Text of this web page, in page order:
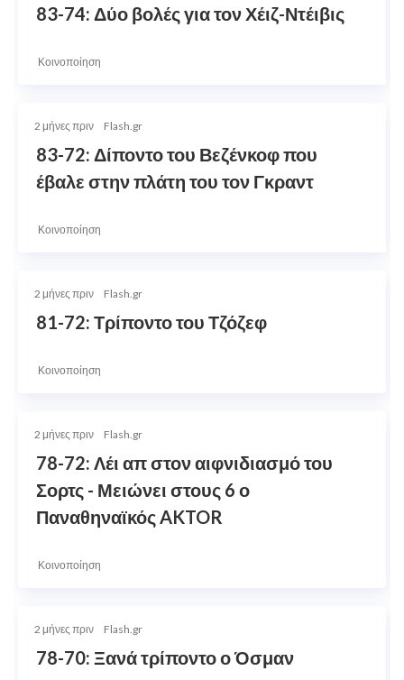
83-74: Δύο βολές για τον Χέιζ-Ντέιβις
Κοινοποίηση
2 μήνες πριν Flash.gr
83-72: Δίποντο του Βεζένκοφ που
έβαλε στην πλάτη του τον Γκραντ
Κοινοποίηση
2 μήνες πριν Flash.gr
81-72: Τρίποντο του Τζόζεφ
Κοινοποίηση
2 μήνες πριν Flash.gr
78-72: Λέι απ στον αιφνιδιασμό του
Σορτς - Μειώνει στους 6 ο
Παναθηναϊκός AKTOR
Κοινοποίηση
2 μήνες πριν Flash.gr
78-70: Ξανά τρίποντο ο Όσμαν